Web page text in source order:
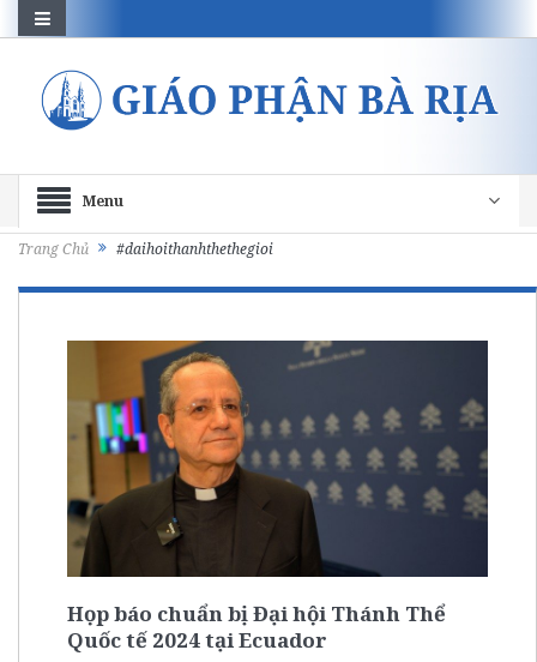
Menu
Trang Chủ #daihoithanhthethegioi
Họp báo chuẩn bị Đại hội Thánh Thể
Quốc tế 2024 tại Ecuador